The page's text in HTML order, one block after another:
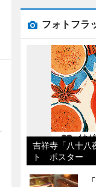
フォトフラ
吉祥寺「八十八
ト ポスター